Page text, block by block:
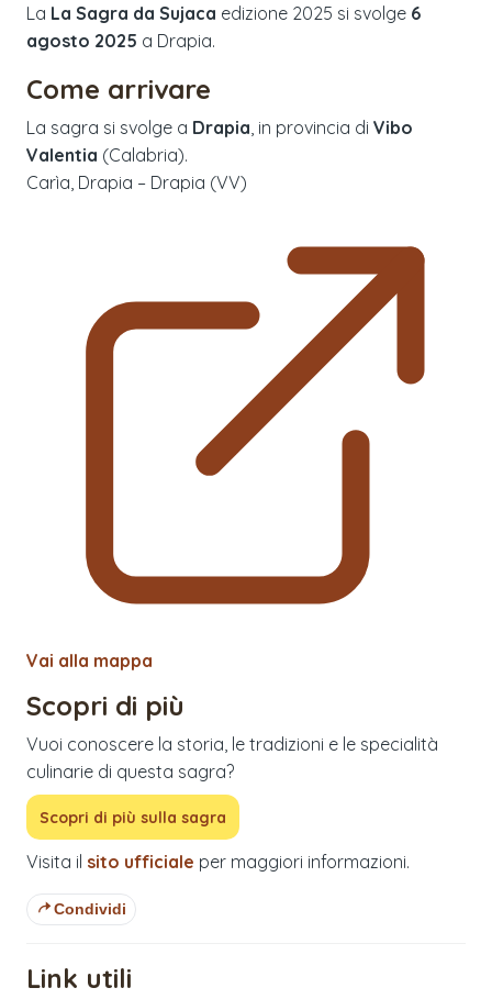
La La Sagra da Sujaca edizione 2025 si svolge 6
agosto 2025 a Drapia.
Come arrivare
La sagra si svolge a Drapia , in provincia di Vibo
Valentia (Calabria).
Carìa, Drapia – Drapia (VV)
Vai alla mappa
Scopri di più
Vuoi conoscere la storia, le tradizioni e le specialità
culinarie di questa sagra?
Scopri di più sulla sagra
Visita il sito ufficiale per maggiori informazioni.
Condividi
Link utili